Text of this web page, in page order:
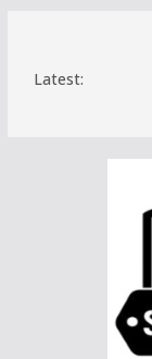
contenido
Latest: